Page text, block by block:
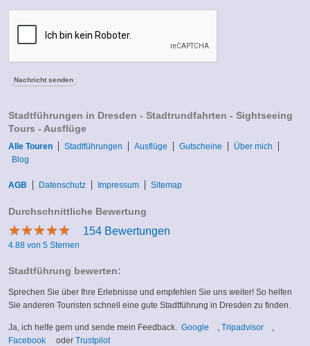
Stadtführungen in Dresden - Stadtrundfahrten - Sightseeing
Tours - Ausflüge
Alle Touren Stadtführungen Ausflüge Gutscheine
Über mich
Blog
AGB Datenschutz Impressum Sitemap
Durchschnittliche Bewertung
★★★★★
★★★★★ 154 Bewertungen
4.88 von 5 Sternen
Stadtführung bewerten:
Sprechen Sie über Ihre Erlebnisse und empfehlen Sie uns weiter! So helfen
Sie anderen Touristen schnell eine gute Stadtführung in Dresden zu finden.
Ja, ich helfe gern und sende mein Feedback.Google (link
,Tripadvisor(link
Facebook(linkoder Trustpilot(link